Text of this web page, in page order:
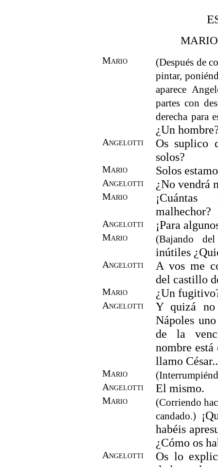
Mario
(Después de
pintar,
aparece
partes con
derecha para
¿Un
Angelotti
Os suplico
solos?
Mario Solos
Angelotti ¿No vendrá
Mario
¡Cuántas
malhechor?
Angelotti ¡Para
Mario (Bajando
inútiles
Angelotti
A vos me
del castillo
Mario ¿Un
Angelotti
Y quizá no
Nápoles
de la
nombre
llamo
Mario
Angelotti El mismo.
Mario
(Corriendo
candado.)
habéis
¿Cómo os
Angelotti
Os lo